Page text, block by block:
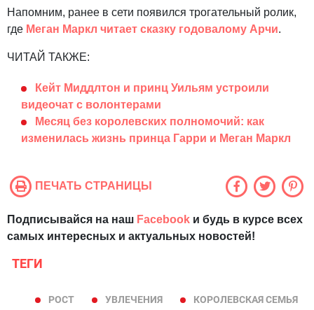
Напомним, ранее в сети появился трогательный ролик,
где Меган Маркл читает сказку годовалому Арчи.
ЧИТАЙ ТАКЖЕ:
Кейт Миддлтон и принц Уильям устроили
видеочат с волонтерами
Месяц без королевских полномочий: как
изменилась жизнь принца Гарри и Меган Маркл
ПЕЧАТЬ СТРАНИЦЫ
Подписывайся на наш Facebook и будь в курсе всех
самых интересных и актуальных новостей!
ТЕГИ
РОСТ УВЛЕЧЕНИЯ
КОРОЛЕВСКАЯ СЕМЬЯ